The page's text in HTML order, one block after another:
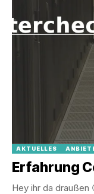
AKTUELLES
Erfahrung
Hey ihr da draußen